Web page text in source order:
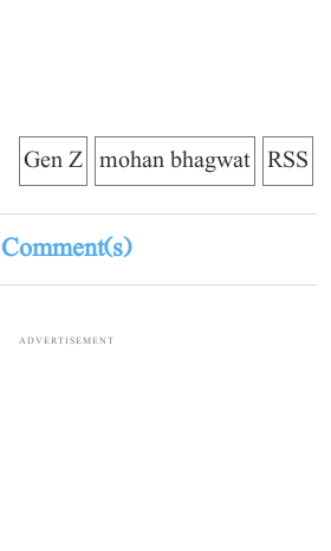
RSS
mohan bhagwat
Gen Z
Comment(s)
ADVERTISEMENT